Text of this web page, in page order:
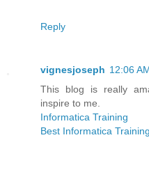
Reply
vignesjoseph 12:06
This blog is really
inspire to me.
Informatica Training
Best Informatica